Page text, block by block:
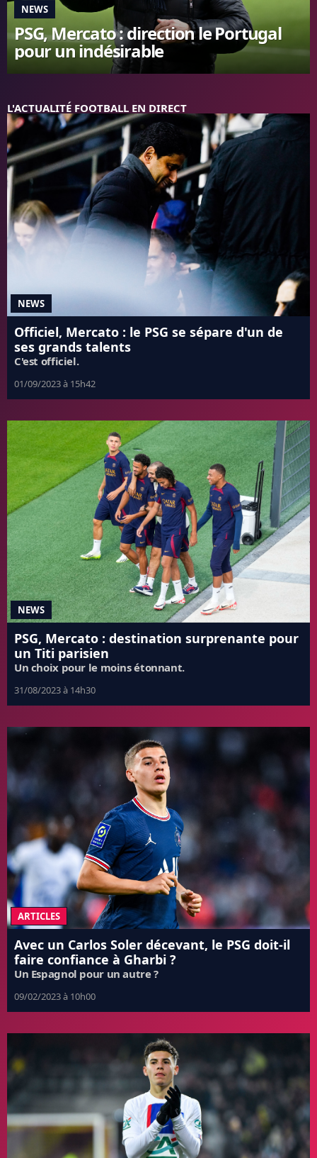
FC BARCELONE
MANCHESTER UNITED
CHELSEA
L'AVIS DE LA RÉDAC'
NEWS
PSG, Mercato : direction le Portugal
pour un indésirable
L'ACTUALITÉ FOOTBALL EN DIRECT
NEWS
Officiel, Mercato : le PSG se sépare d'un de
ses grands talents
C'est officiel.
01/09/2023 à 15h42
NEWS
PSG, Mercato : destination surprenante pour
un Titi parisien
Un choix pour le moins étonnant.
31/08/2023 à 14h30
ARTICLES
Avec un Carlos Soler décevant, le PSG doit-il
faire confiance à Gharbi ?
Un Espagnol pour un autre ?
09/02/2023 à 10h00